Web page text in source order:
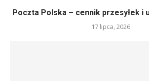
Poczta Polska – cennik przesyłek i
17 lipca, 2026